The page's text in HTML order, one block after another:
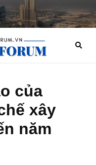
của
xây
năm